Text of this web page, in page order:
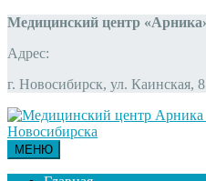
Медицинский центр
Адрес:
г. Новосибирск, ул. Каинская,
МЕНЮ